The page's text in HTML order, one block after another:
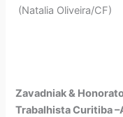
(Natalia Oliveira/CF)
Zavadniak &
Trabalhista Curitiba